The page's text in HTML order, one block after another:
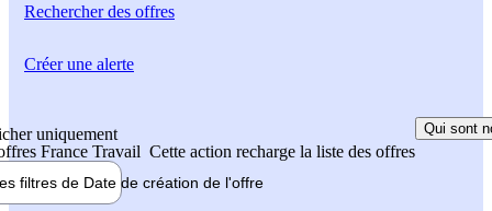
Rechercherdes offres
uniquement
France Travail Cette action recharge la liste des offres
Qui sont
filtres de Date de création de l'offre
Créer une alerte